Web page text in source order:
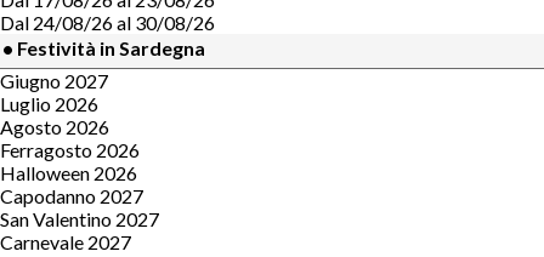
Dal 24/08/26 al 30/08/26
• Festività in Sardegna
Giugno 2027
Luglio 2026
Agosto 2026
Ferragosto 2026
Halloween 2026
Capodanno 2027
San Valentino 2027
Carnevale 2027